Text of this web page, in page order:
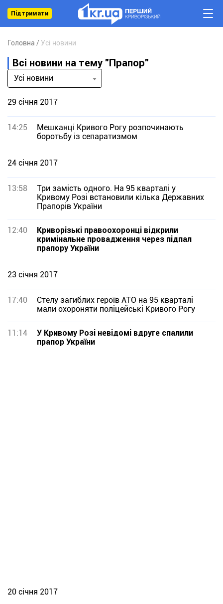
Підтримати
Головна Усі новини
Всі новини на тему "Прапор"
Усі новини
29 січня 2017
14:25
Мешканці Кривого Рогу розпочинають
боротьбу із сепаратизмом
24 січня 2017
13:58
Три замість одного. На 95 кварталі у
Кривому Розі встановили кілька Державних
Прапорів України
12:40
Криворізькі правоохоронці відкрили
кримінальне провадження через підпал
прапору України
23 січня 2017
17:40
Стелу загиблих героїв АТО на 95 кварталі
мали охороняти поліцейські Кривого Рогу
11:14
У Кривому Розі невідомі вдруге спалили
прапор України
20 січня 2017